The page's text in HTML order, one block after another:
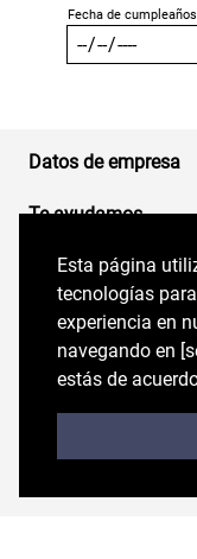
Esta página
tecnologías
experiencia en
navegando en
de acuerdo con
Esta página
tecnologías
experiencia en
navegando en
estás de
Datos de empresa
Te ayudamos
Medios de pago
Contáctanos
Síguenos en
Trabaja con